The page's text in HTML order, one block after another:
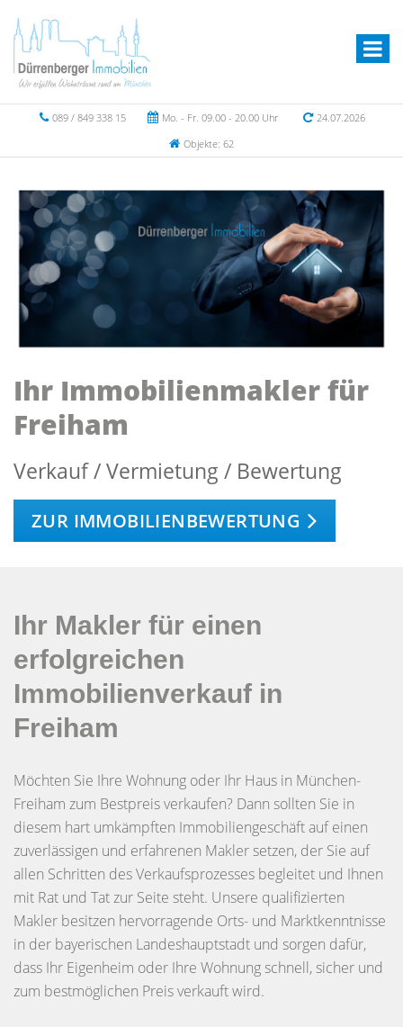
089 / 849 338 15 Mo. - Fr. 09.00 - 20.00 Uhr
24.07.2026
Objekte: 62
Ihr Immobilienmakler für
Freiham
Verkauf / Vermietung / Bewertung
ZUR IMMOBILIENBEWERTUNG
Ihr Makler für einen
erfolgreichen
Immobilienverkauf in
Freiham
Möchten Sie Ihre Wohnung oder Ihr Haus in München-
Freiham zum Bestpreis verkaufen? Dann sollten Sie in
diesem hart umkämpften Immobiliengeschäft auf einen
zuverlässigen und erfahrenen Makler setzen, der Sie auf
allen Schritten des Verkaufsprozesses begleitet und Ihnen
mit Rat und Tat zur Seite steht. Unsere qualifizierten
Makler besitzen hervorragende Orts- und Marktkenntnisse
in der bayerischen Landeshauptstadt und sorgen dafür,
dass Ihr Eigenheim oder Ihre Wohnung schnell, sicher und
zum bestmöglichen Preis verkauft wird.